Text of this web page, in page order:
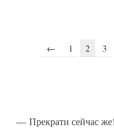
← 1 2 3
— Прекрати сейчас